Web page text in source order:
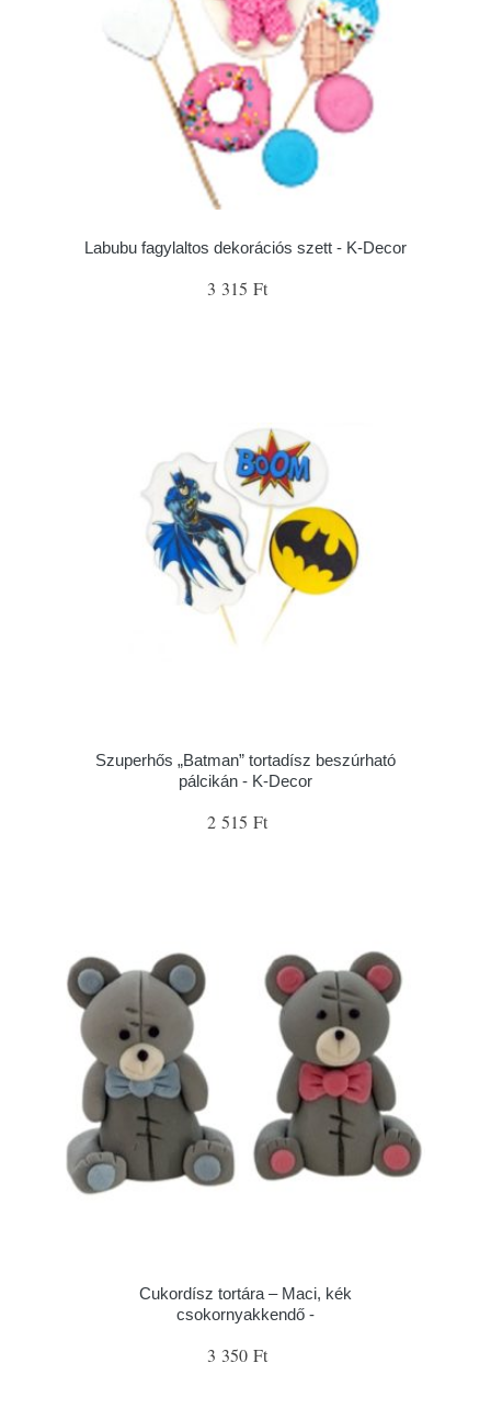
Labubu fagylaltos dekorációs szett - K-Decor
3 315 Ft
Szuperhős „Batman” tortadísz beszúrható
pálcikán - K-Decor
2 515 Ft
Cukordísz tortára – Maci, kék
csokornyakkendő -
3 350 Ft